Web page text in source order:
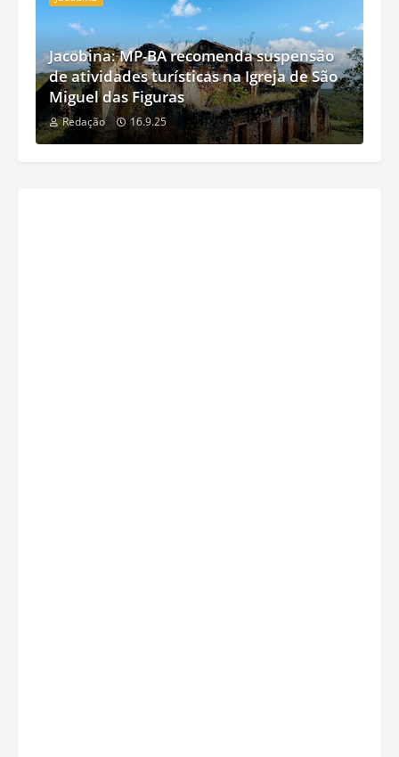
Jacobina: MP-BA recomenda suspensão
de atividades turísticas na Igreja de São
Miguel das Figuras
Redação 16.9.25